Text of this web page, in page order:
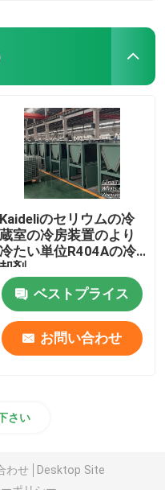
Kaideliのセリウムの冷
蔵室の冷房装置のより
冷たい単位R404Aの冷
却剤
ベストプライス
お問い合わせ
さい
わせ
Desktop Site